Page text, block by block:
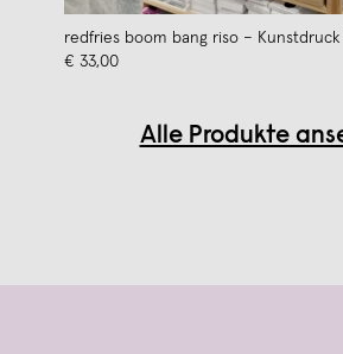
redfries boom bang riso – Kunstdruck
€ 33,00
Alle Produkte